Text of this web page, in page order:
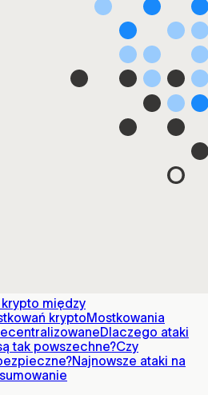
między
kryptoMostkowania
Dlaczego ataki
tak powszechne?Czy
Najnowsze ataki na